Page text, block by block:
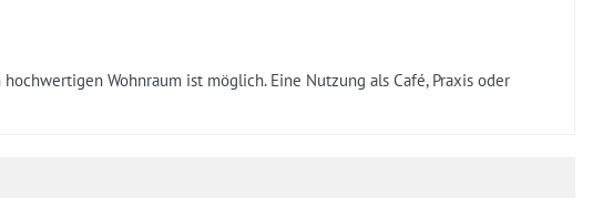
Wohnraum ist möglich. Eine Nutzung als Café, Praxis oder